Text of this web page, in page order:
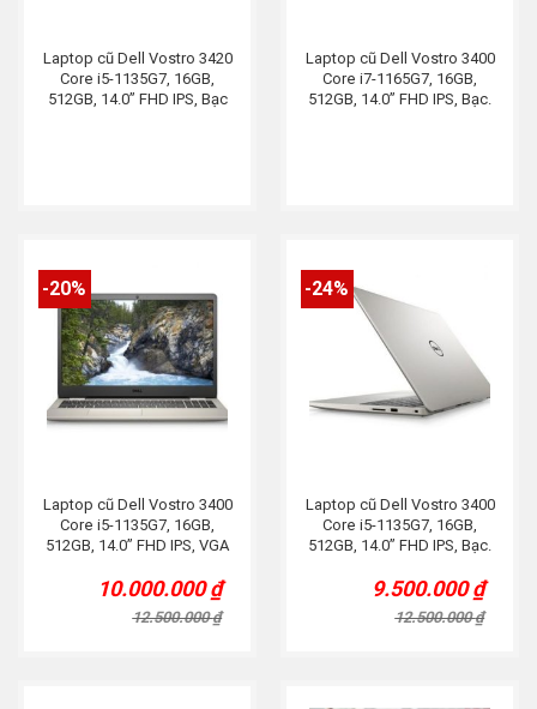
Laptop cũ Dell Vostro 3420
Core i5-1135G7, 16GB,
512GB, 14.0” FHD IPS, Bạc
Laptop cũ Dell Vostro 3400
Core i7-1165G7, 16GB,
512GB, 14.0” FHD IPS, Bạc.
-20%
Laptop cũ Dell Vostro 3400
Core i5-1135G7, 16GB,
512GB, 14.0” FHD IPS, VGA
12.500.000₫
Original
price
was:
10.000.000₫
Current
price
is:
-24%
Laptop cũ Dell Vostro 3400
Core i5-1135G7, 16GB,
512GB, 14.0” FHD IPS, Bạc.
12.500.000₫
Original
price
was:
9.500.000₫
Current
price
is: